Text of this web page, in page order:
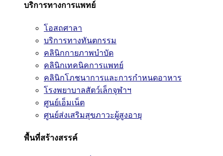
บริการทางการแพทย์
โอสถศาลา
บริการทางทันตกรรม
คลินิกกายภาพบำบัด
คลินิกเทคนิคการแพทย์
คลินิกโภชนาการและการกำหนดอาหาร
โรงพยาบาลสัตว์เล็กจุฬาฯ
ศูนย์เอ็มเน็ต
ศูนย์ส่งเสริมสุขภาวะผู้สูงอายุ
พื้นที่สร้างสรรค์